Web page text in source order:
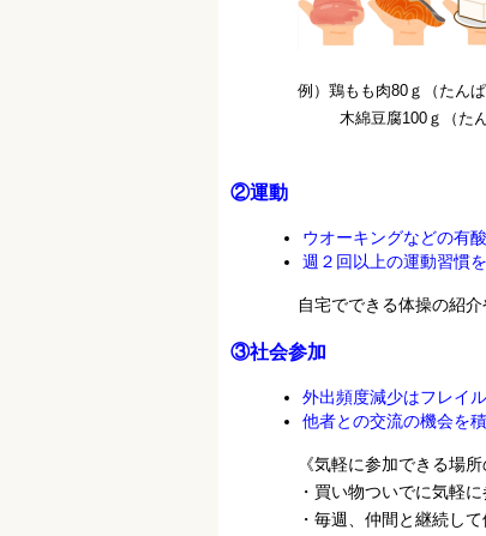
例）鶏もも肉80ｇ（たん
木綿豆腐100ｇ（たんぱく質
②運動
ウオーキングなどの有
週２回以上の運動習慣
自宅でできる体操の紹介や
③社会参加
外出頻度減少はフレイ
他者との交流の機会を
《気軽に参加できる場所の
・買い物ついでに気軽に
・毎週、仲間と継続して